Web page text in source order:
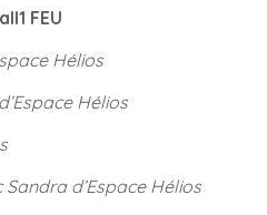
FEU
Hélios
Hélios
Sandra d’Espace Hélios